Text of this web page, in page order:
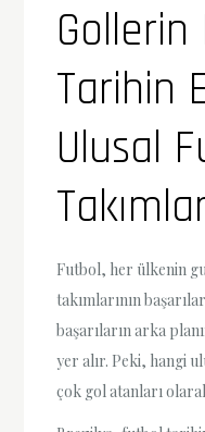
Tarihin
Ulusal
Futbol, her ülkenin
takımlarının
başarıların arka
yer alır. Peki, hangi
çok gol atanları